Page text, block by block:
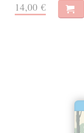
14,00 €